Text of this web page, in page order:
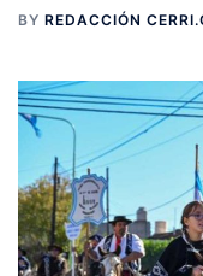
BY REDACCIÓN